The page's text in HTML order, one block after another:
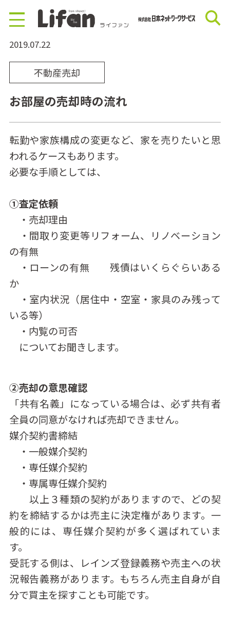
2019.07.22
不動産売却
お部屋の売却時の流れ
転勤や家族構成の変更など、家を売りたいと思
われるケースもあります。
必要な手順としては、
①査定依頼
・売却理由
・間取り変更等リフォーム、リノベーション
の有無
・ローンの有無 残債はいくらぐらいある
か
・室内状況（居住中・空室・家具のみ残って
いる等）
・内覧の可否
についてお聞きします。
②売却の意思確認
「共有名義」になっている場合は、必ず共有者
全員の同意がなければ売却できません。
媒介契約書締結
・一般媒介契約
・専任媒介契約
・専属専任媒介契約
以上３種類の契約がありますので、どの契
約を締結するかは売主に決定権があります。一
般的には、専任媒介契約が多く選ばれていま
す。
受託する側は、レインズ登録義務や売主への状
況報告義務があります。もちろん売主自身が自
分で買主を探すことも可能です。